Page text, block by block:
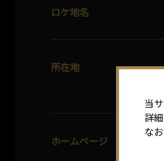
ロケ地名
所在地
ホームページ
当
詳
な